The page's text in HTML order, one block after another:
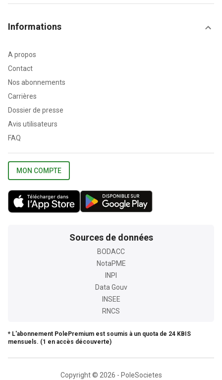
Informations
A propos
Contact
Nos abonnements
Carrières
Dossier de presse
Avis utilisateurs
FAQ
MON COMPTE
Sources de données
BODACC
NotaPME
INPI
Data Gouv
INSEE
RNCS
* L'abonnement PolePremium est soumis à un quota de 24 KBIS
mensuels. (1 en accès découverte)
Copyright © 2026 - PoleSocietes